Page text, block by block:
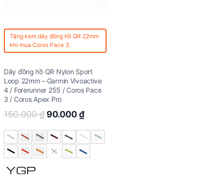
Tặng kèm dây đồng hồ QR 22mm
khi mua Coros Pace 3.
Dây đồng hồ QR Nylon Sport
Loop 22mm – Garmin Vivoactive
4 / Forerunner 255 / Coros Pace
3 / Coros Apex Pro
150.000₫ Original
was:
150.000 ₫.
90.000₫Current
is:
90.000 ₫.